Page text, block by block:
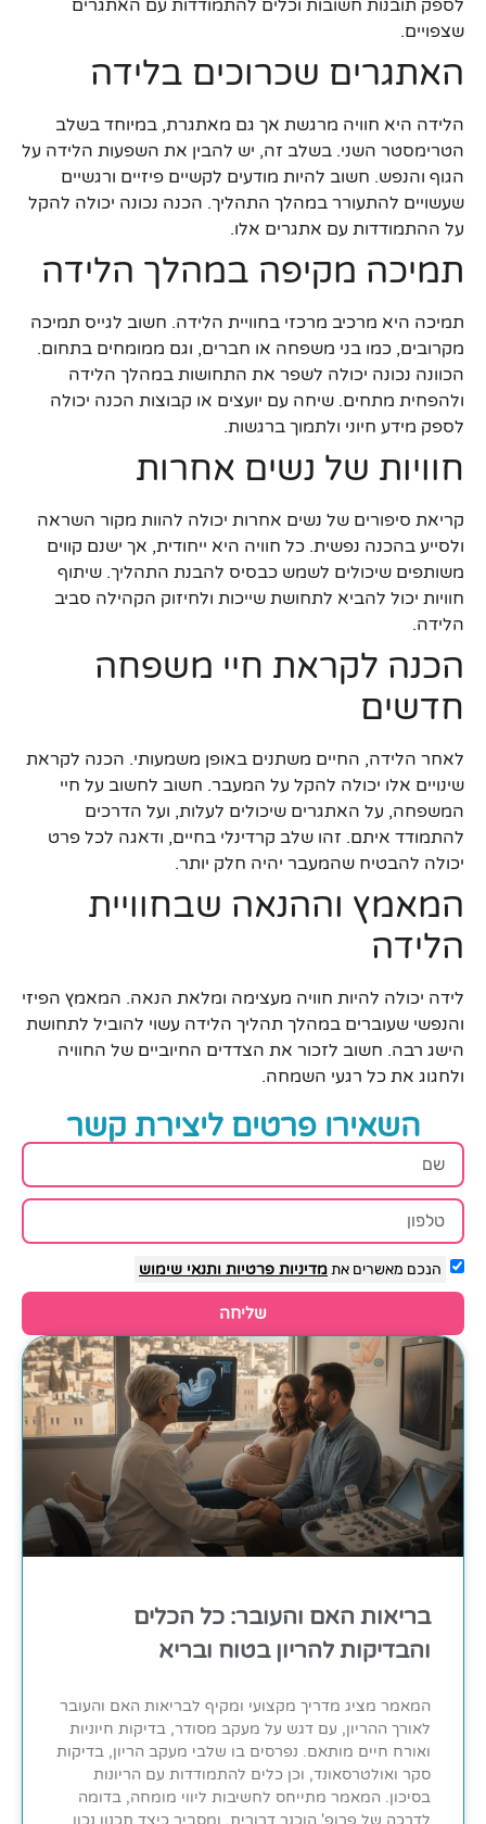
לספק תובנות חשובות וכלים להתמודדות עם האתגרים
שצפויים.
האתגרים שכרוכים בלידה
הלידה היא חוויה מרגשת אך גם מאתגרת, במיוחד בשלב
הטרימסטר השני. בשלב זה, יש להבין את השפעות הלידה על
הגוף והנפש. חשוב להיות מודעים לקשיים פיזיים ורגשיים
שעשויים להתעורר במהלך התהליך. הכנה נכונה יכולה להקל
על ההתמודדות עם אתגרים אלו.
תמיכה מקיפה במהלך הלידה
תמיכה היא מרכיב מרכזי בחוויית הלידה. חשוב לגייס תמיכה
מקרובים, כמו בני משפחה או חברים, וגם ממומחים בתחום.
הכוונה נכונה יכולה לשפר את התחושות במהלך הלידה
ולהפחית מתחים. שיחה עם יועצים או קבוצות הכנה יכולה
לספק מידע חיוני ולתמוך ברגשות.
חוויות של נשים אחרות
קריאת סיפורים של נשים אחרות יכולה להוות מקור השראה
ולסייע בהכנה נפשית. כל חוויה היא ייחודית, אך ישנם קווים
משותפים שיכולים לשמש כבסיס להבנת התהליך. שיתוף
חוויות יכול להביא לתחושת שייכות ולחיזוק הקהילה סביב
הלידה.
הכנה לקראת חיי משפחה
חדשים
לאחר הלידה, החיים משתנים באופן משמעותי. הכנה לקראת
שינויים אלו יכולה להקל על המעבר. חשוב לחשוב על חיי
המשפחה, על האתגרים שיכולים לעלות, ועל הדרכים
להתמודד איתם. זהו שלב קרדינלי בחיים, ודאגה לכל פרט
יכולה להבטיח שהמעבר יהיה חלק יותר.
המאמץ וההנאה שבחוויית
הלידה
לידה יכולה להיות חוויה מעצימה ומלאת הנאה. המאמץ הפיזי
והנפשי שעוברים במהלך תהליך הלידה עשוי להוביל לתחושת
הישג רבה. חשוב לזכור את הצדדים החיוביים של החוויה
ולחגוג את כל רגעי השמחה.
השאירו פרטים ליצירת קשר
הנכם מאשרים אתמדיניות פרטיות ותנאי שימוש
שליחה
בריאות האם והעובר: כל הכלים
והבדיקות להריון בטוח ובריא
המאמר מציג מדריך מקצועי ומקיף לבריאות האם והעובר
לאורך ההריון, עם דגש על מעקב מסודר, בדיקות חיוניות
ואורח חיים מותאם. נפרסים בו שלבי מעקב הריון, בדיקות
סקר ואולטרסאונד, וכן כלים להתמודדות עם הריונות
בסיכון. המאמר מתייחס לחשיבות ליווי מומחה, בדומה